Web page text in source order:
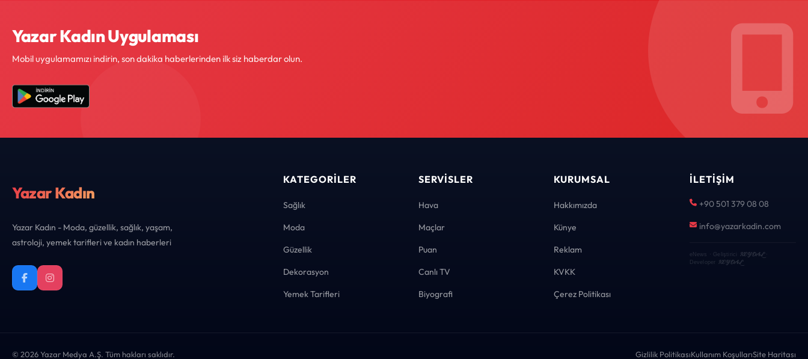
Yazar Kadın Uygulaması
Mobil uygulamamızı indirin, son dakika haberlerinden ilk siz haberdar olun.
Yazar Kadın
Yazar Kadın - Moda, güzellik, sağlık, yaşam,
astroloji, yemek tarifleri ve kadın haberleri
KATEGORILER
Sağlık
Moda
Güzellik
Dekorasyon
Yemek Tarifleri
SERVISLER
Hava
Maçlar
Puan
Canlı TV
Biyografi
KURUMSAL
Hakkımızda
Künye
Reklam
KVKK
Çerez Politikası
İLETIŞIM
+90 501 379 08 08
info@yazarkadin.com
eNews · Geliştirici KEYDAL·
Developer KEYDAL
© 2026 Yazar Medya A.Ş. Tüm hakları saklıdır. Gizlilik PolitikasıKullanım KoşullarıSite Haritası